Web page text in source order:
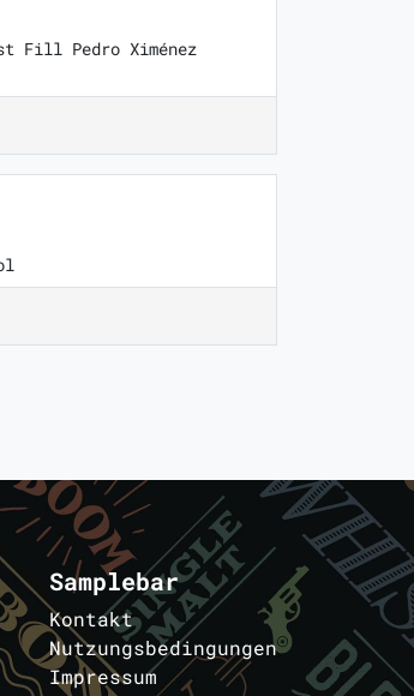
Fill Pedro Ximénez
Samplebar
Kontakt
Nutzungsbedingungen
Impressum